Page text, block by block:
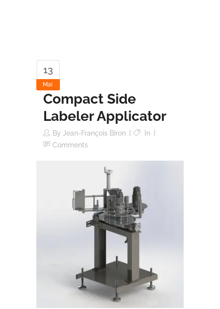
13
Mai
Compact Side
Labeler Applicator
By Jean-François Biron
In
Comments